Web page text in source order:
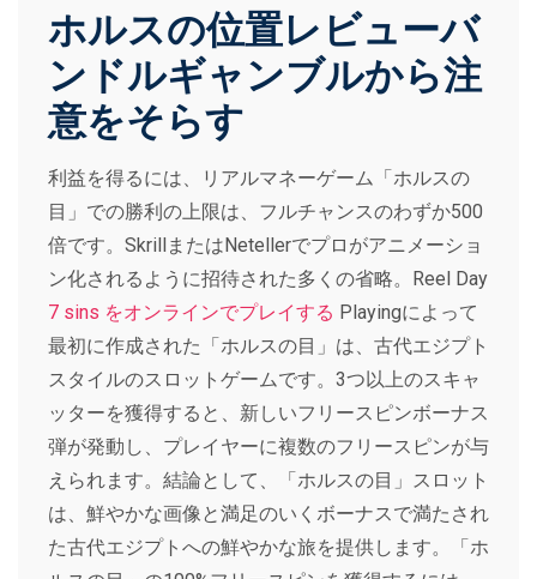
ホルスの位置レビューバ
ンドルギャンブルから注
意をそらす
利益を得るには、リアルマネーゲーム「ホルスの
目」での勝利の上限は、フルチャンスのわずか500
倍です。SkrillまたはNetellerでプロがアニメーショ
ン化されるように招待された多くの省略。Reel Day
7 sins をオンラインでプレイする Playingによって
最初に作成された「ホルスの目」は、古代エジプト
スタイルのスロットゲームです。3つ以上のスキャ
ッターを獲得すると、新しいフリースピンボーナス
弾が発動し、プレイヤーに複数のフリースピンが与
えられます。結論として、「ホルスの目」スロット
は、鮮やかな画像と満足のいくボーナスで満たされ
た古代エジプトへの鮮やかな旅を提供します。「ホ